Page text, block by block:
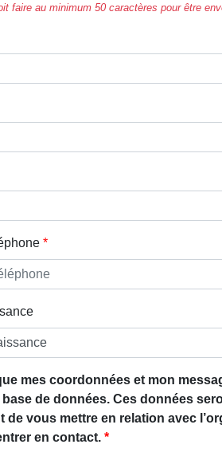
faire au minimum 50 caractères pour être
mes coordonnées et mon
de données. Ces données
de vous mettre en relation avec
en contact.